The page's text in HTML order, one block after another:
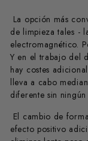
La opción más
de limpieza tales -
electromagnético.
Y en el trabajo del
hay costes
lleva a cabo
diferente sin
El cambio de
efecto positivo